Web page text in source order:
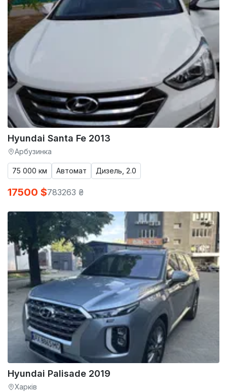
Hyundai Santa Fe 2013
Арбузинка
75 000 км Автомат Дизель, 2.0
17500 $783263 ₴
Hyundai Palisade 2019
Харків